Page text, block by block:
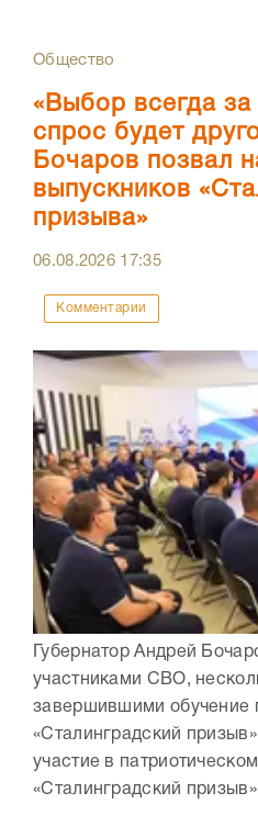
Общество
«Выбор всегда
спрос будет
Бочаров позвал
выпускников
призыва»
06.08.2026 17:35
Комментарии
Губернатор Андрей
участниками СВО,
завершившими обучение
«Сталинградский
участие в
«Сталинградский